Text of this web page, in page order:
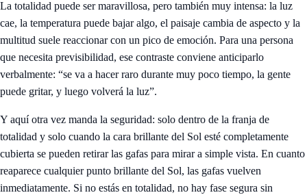
La totalidad puede ser maravillosa, pero también muy intensa: la luz
cae, la temperatura puede bajar algo, el paisaje cambia de aspecto y la
multitud suele reaccionar con un pico de emoción. Para una persona
que necesita previsibilidad, ese contraste conviene anticiparlo
verbalmente: “se va a hacer raro durante muy poco tiempo, la gente
puede gritar, y luego volverá la luz”.
Y aquí otra vez manda la seguridad: solo dentro de la franja de
totalidad y solo cuando la cara brillante del Sol esté completamente
cubierta se pueden retirar las gafas para mirar a simple vista. En cuanto
reaparece cualquier punto brillante del Sol, las gafas vuelven
inmediatamente. Si no estás en totalidad, no hay fase segura sin